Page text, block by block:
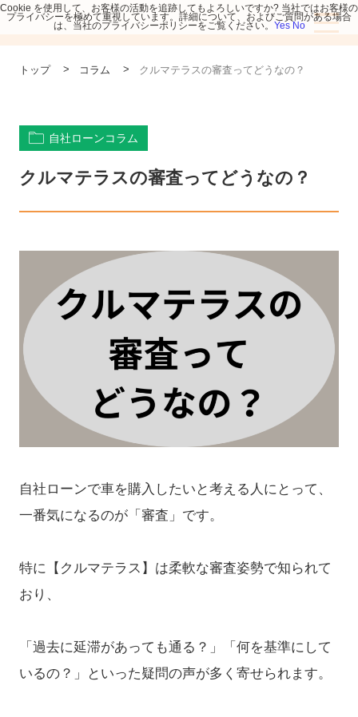
トップ > コラム > クルマテラスの審査ってどうなの？
自社ローンコラム
クルマテラスの審査ってどうなの？
自社ローンで車を購入したいと考える人にとって、
一番気になるのが「審査」です。
特に【クルマテラス】は柔軟な審査姿勢で知られて
おり、
「過去に延滞があっても通る？」「何を基準にして
いるの？」といった疑問の声が多く寄せられます。
Cookie を使用して、お客様の活動を追跡してもよろしいですか? 当社ではお客様の
プライバシーを極めて重視しています。詳細について、およびご質問がある場合
は、当社のプライバシーポリシーをご覧ください。 Yes No